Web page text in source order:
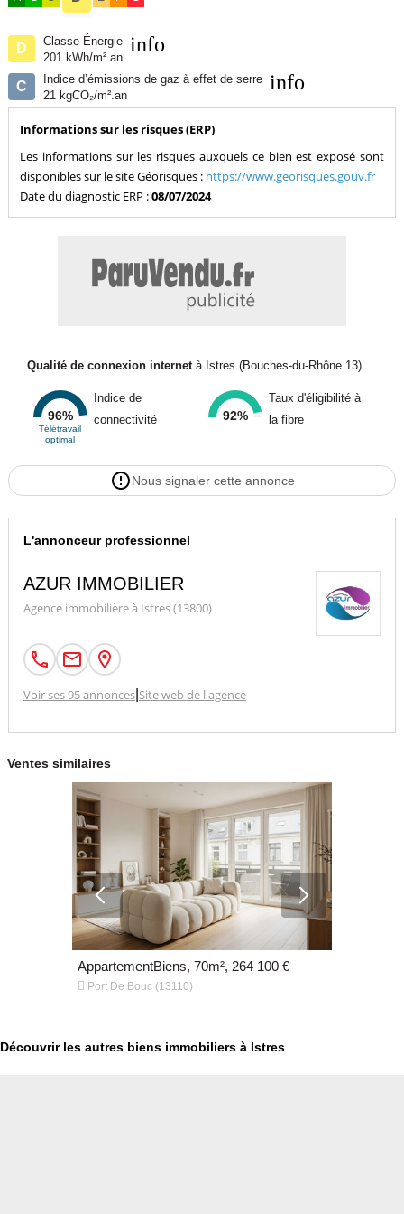
D
Classe Énergie
201 kWh/m² an
info
C
Indice d’émissions de gaz à effet de serre
21 kgCO₂/m².an
info
Informations sur les risques (ERP)
Les informations sur les risques auxquels ce bien est exposé sont
disponibles sur le site Géorisques : https://www.georisques.gouv.fr
Date du diagnostic ERP :08/07/2024
Qualité de connexion internetà Istres (Bouches-du-Rhône 13)
96%
Télétravail
optimal
Indice de
connectivité
92%
Taux d'éligibilité à
la fibre
Nous signaler cette annonce
L'annonceur professionnel
AZUR IMMOBILIER
Agence immobilière à Istres (13800)
Voir ses 95 annonces| Site web de l'agence
Ventes similaires
AppartementBiens, 70m², 264 100 €
 Port De Bouc (13110)
Découvrir les autres biens immobiliers à Istres